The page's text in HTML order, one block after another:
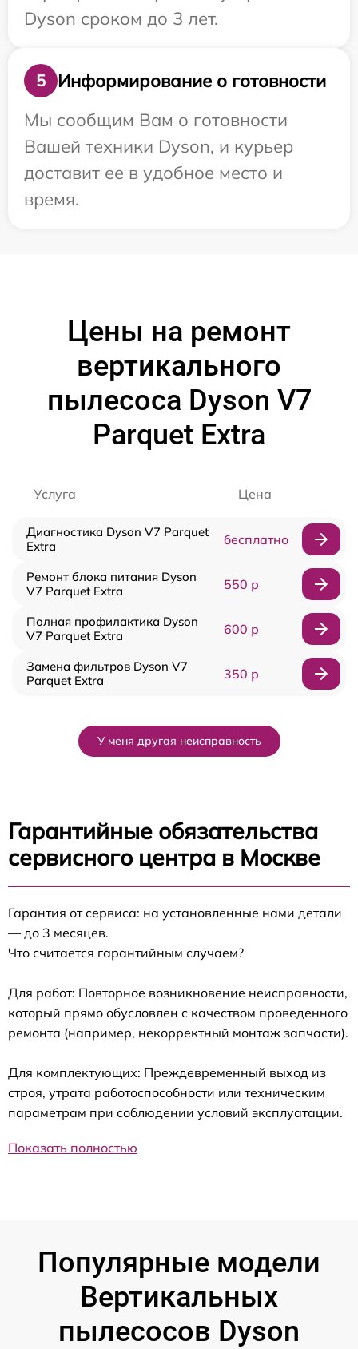
Dyson сроком до 3 лет.
5
Информирование о готовности
Мы сообщим Вам о готовности
Вашей техники Dyson, и курьер
доставит ее в удобное место и
время.
Цены на ремонт
вертикального
пылесоса Dyson V7
Parquet Extra
Услуга Цена
Диагностика Dyson V7 Parquet
Extra
бесплатно
Ремонт блока питания Dyson
V7 Parquet Extra
550 р
Полная профилактика Dyson
V7 Parquet Extra
600 р
Замена фильтров Dyson V7
Parquet Extra
350 р
У меня другая неисправность
Гарантийные обязательства
сервисного центра в Москве
Гарантия от сервиса: на установленные нами детали
— до 3 месяцев.
Что считается гарантийным случаем?
Для работ: Повторное возникновение неисправности,
который прямо обусловлен с качеством проведенного
ремонта (например, некорректный монтаж запчасти).
Для комплектующих: Преждевременный выход из
строя, утрата работоспособности или техническим
параметрам при соблюдении условий эксплуатации.
Показать полностью
Популярные модели
Вертикальных
пылесосов Dyson